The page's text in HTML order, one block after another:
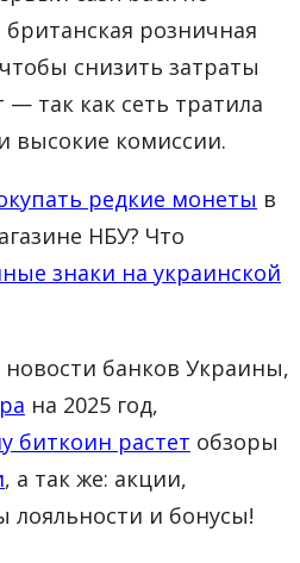
розничная
снизить затраты
так как сеть тратила
высокие комиссии.
редкие монеты в
НБУ? Что
знаки на украинской
новости банков Украины,
на 2025 год,
биткоин растет обзоры
, а так же: акции,
и бонусы!